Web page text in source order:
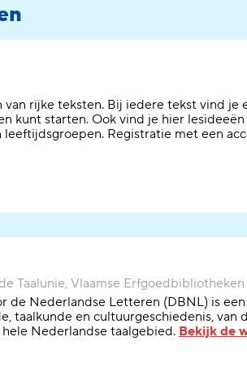
rijke teksten. Bij iedere tekst vind je
kunt starten. Ook vind je hier
leeftijdsgroepen. Registratie met een
Taalunie, Vlaamse Erfgoedbibliotheken
de Nederlandse Letteren (DBNL) is
taalkunde en cultuurgeschiedenis, van
Nederlandse taalgebied. Bekijk de